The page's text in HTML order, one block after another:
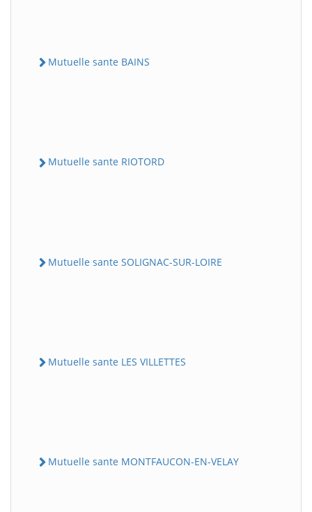
Mutuelle sante BAINS
Mutuelle sante RIOTORD
Mutuelle sante SOLIGNAC-SUR-LOIRE
Mutuelle sante LES VILLETTES
Mutuelle sante MONTFAUCON-EN-VELAY